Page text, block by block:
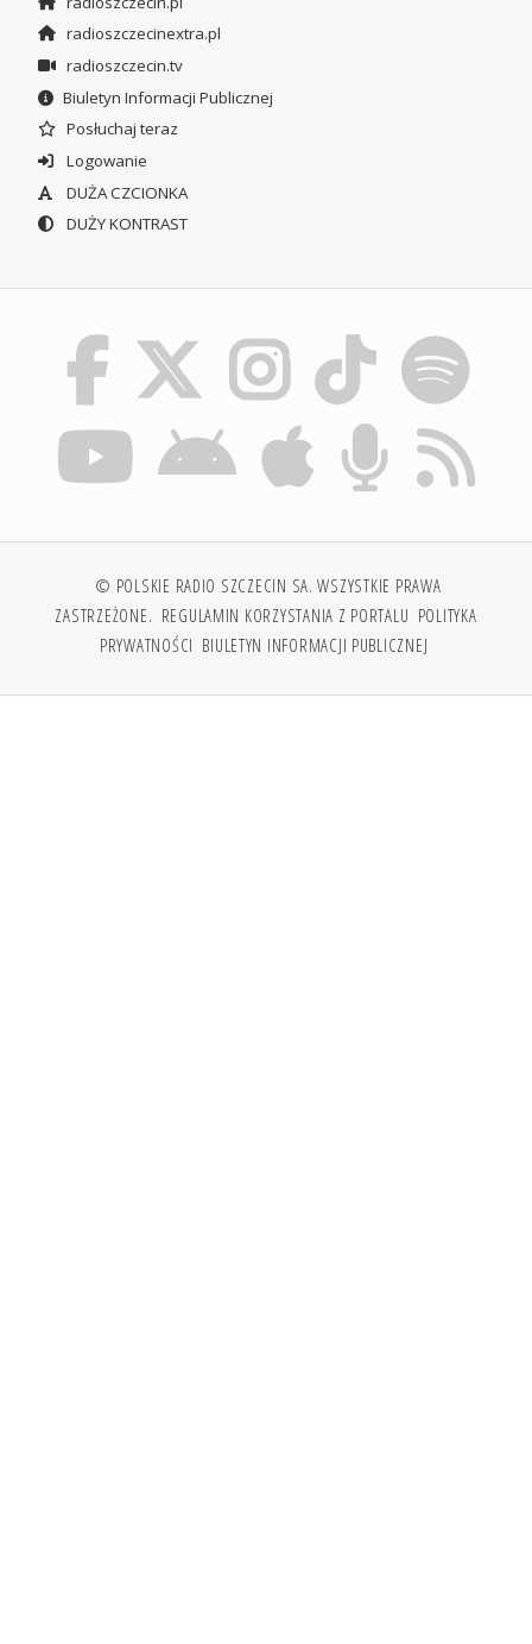
radioszczecinextra.pl
radioszczecin.tv
Biuletyn Informacji Publicznej
Posłuchaj teraz
Logowanie
DUŻA CZCIONKA
DUŻY KONTRAST
© POLSKIE RADIO SZCZECIN SA. WSZYSTKIE PRAWA
ZASTRZEŻONE. REGULAMIN KORZYSTANIA Z PORTALU POLITYKA
PRYWATNOŚCI BIULETYN INFORMACJI PUBLICZNEJ